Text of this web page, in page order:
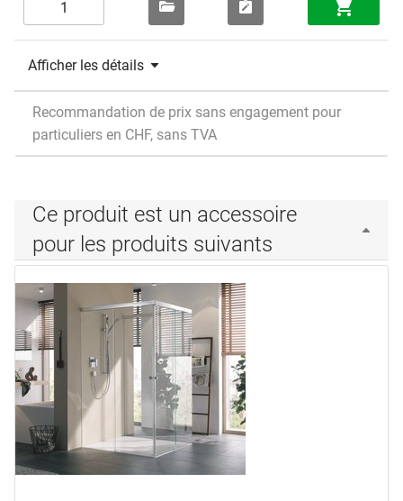
Afficher les détails
Recommandation de prix sans engagement pour
particuliers en CHF, sans TVA
Ce produit est un accessoire
pour les produits suivants